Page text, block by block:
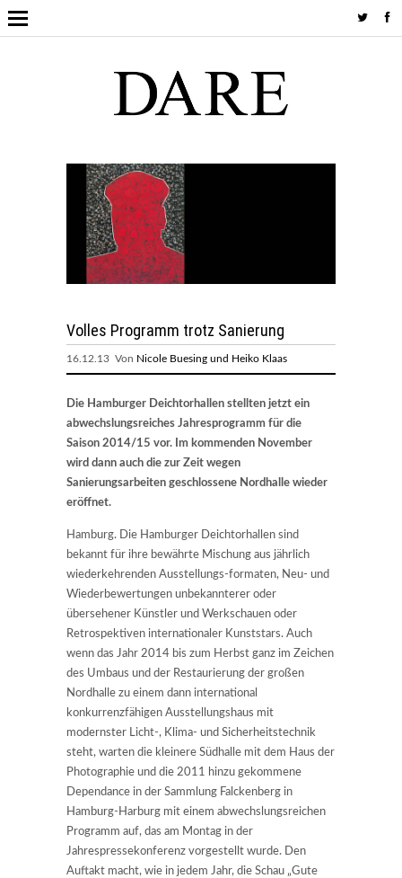
Volles Programm trotz Sanierung
16.12.13 Von Nicole Buesing und Heiko Klaas
Die Hamburger Deichtorhallen stellten jetzt ein
abwechslungsreiches Jahresprogramm für die
Saison 2014/15 vor. Im kommenden November
wird dann auch die zur Zeit wegen
Sanierungsarbeiten geschlossene Nordhalle wieder
eröffnet.
Hamburg. Die Hamburger Deichtorhallen sind
bekannt für ihre bewährte Mischung aus jährlich
wiederkehrenden Ausstellungs-formaten, Neu- und
Wiederbewertungen unbekannterer oder
übersehener Künstler und Werkschauen oder
Retrospektiven internationaler Kunststars. Auch
wenn das Jahr 2014 bis zum Herbst ganz im Zeichen
des Umbaus und der Restaurierung der großen
Nordhalle zu einem dann international
konkurrenzfähigen Ausstellungshaus mit
modernster Licht-, Klima- und Sicherheitstechnik
steht, warten die kleinere Südhalle mit dem Haus der
Photographie und die 2011 hinzu gekommene
Dependance in der Sammlung Falckenberg in
Hamburg-Harburg mit einem abwechslungsreichen
Programm auf, das am Montag in der
Jahrespressekonferenz vorgestellt wurde. Den
Auftakt macht, wie in jedem Jahr, die Schau „Gute